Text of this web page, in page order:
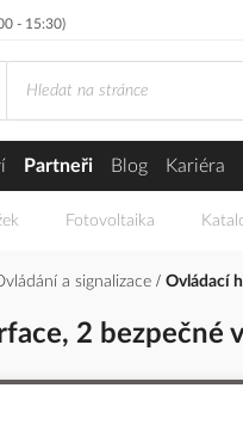
- 15:30)
Partneři Blog Kariéra
Fotovoltaika
a signalizace Ovládací
2 bezpečné